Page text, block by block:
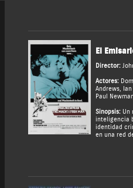
El
Director:
Actores:
Andrews,
Paul
Sinopsis:Un
inteligencia
identidad
en una red